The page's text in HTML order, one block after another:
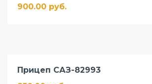
900.00 руб.
Прицеп САЗ-82993